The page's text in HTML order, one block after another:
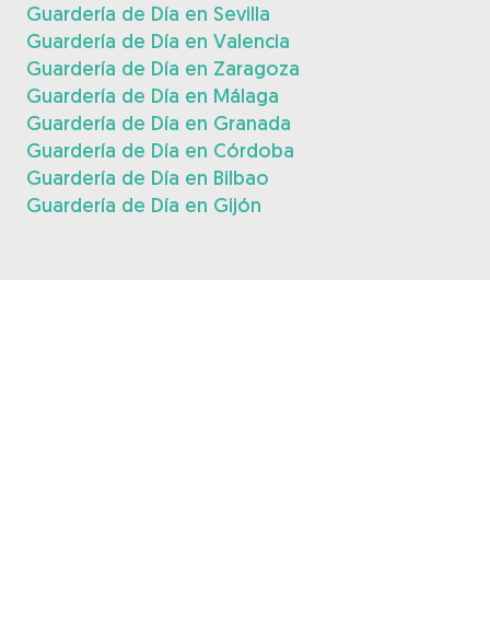
Guardería de Día en Sevilla
Guardería de Día en Valencia
Guardería de Día en Zaragoza
Guardería de Día en Málaga
Guardería de Día en Granada
Guardería de Día en Córdoba
Guardería de Día en Bilbao
Guardería de Día en Gijón